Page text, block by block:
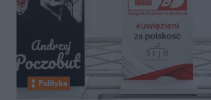
Polityka